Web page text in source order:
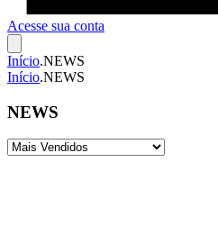
Acesse sua conta
Início.NEWS
Início.NEWS
NEWS